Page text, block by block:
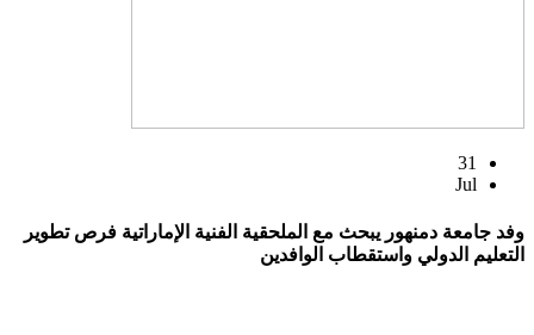
31
Jul
وفد جامعة دمنهور يبحث مع الملحقية الفنية الإماراتية فرص تطوير
التعليم الدولي واستقطاب الوافدين